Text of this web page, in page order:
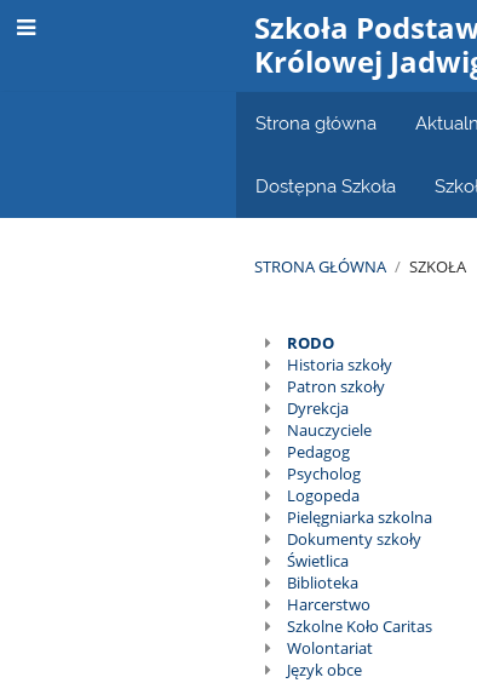
Szkoła
Królowej
Strona główna
Dostępna Szkoła
STRONA GŁÓWNA / SZKOŁA
Szkoła
RODO
Historia szkoły
Patron szkoły
Dyrekcja
Nauczyciele
Pedagog
Psycholog
Logopeda
Pielęgniarka szkolna
Dokumenty szkoły
Świetlica
Biblioteka
Harcerstwo
Szkolne Koło Caritas
Wolontariat
Język obce